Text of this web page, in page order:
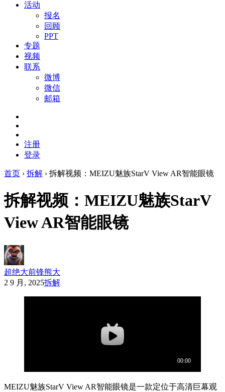
活动
报名
回顾
PPT
专题
视频
联系
微博
微信
邮箱
注册
登录
首页 › 拆解 › 拆解视频：MEIZU魅族StarV View AR智能眼镜
拆解视频：MEIZU魅族StarV
View AR智能眼镜
超绝大前锋熊大
2 9 月, 2025拆解
MEIZU魅族StarV View AR智能眼镜是一款定位于高清巨幕观